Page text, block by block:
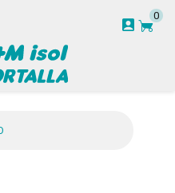
account_box garden_cart0